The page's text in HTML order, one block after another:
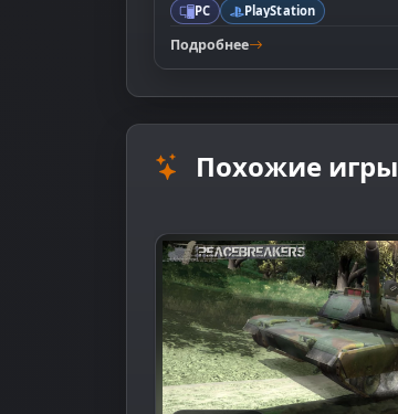
PC PlayStation
Подробнее
Похожие игры